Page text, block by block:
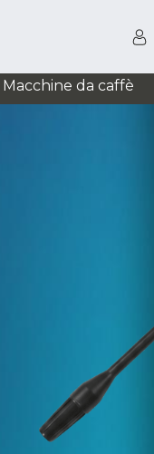
Macchine da caffè